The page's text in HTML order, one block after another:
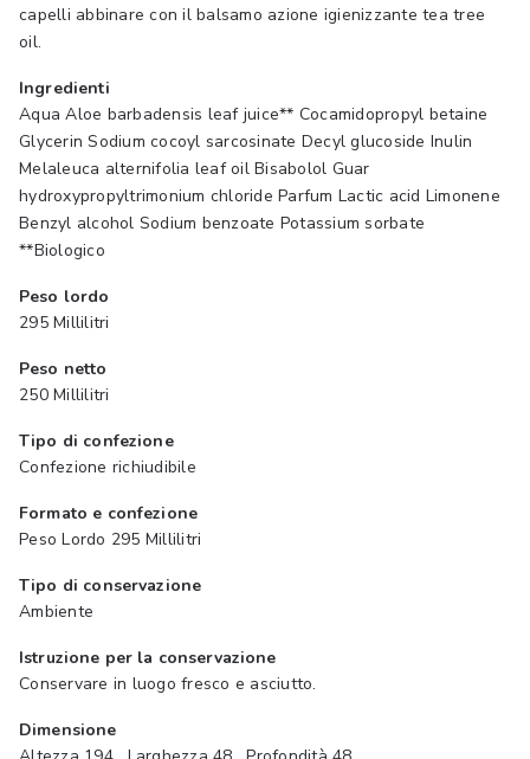
capelli abbinare con il balsamo azione igienizzante tea tree
oil.
Ingredienti
Aqua Aloe barbadensis leaf juice** Cocamidopropyl betaine
Glycerin Sodium cocoyl sarcosinate Decyl glucoside Inulin
Melaleuca alternifolia leaf oil Bisabolol Guar
hydroxypropyltrimonium chloride Parfum Lactic acid Limonene
Benzyl alcohol Sodium benzoate Potassium sorbate
**Biologico
Peso lordo
295 Millilitri
Peso netto
250 Millilitri
Tipo di confezione
Confezione richiudibile
Formato e confezione
Peso Lordo 295 Millilitri
Tipo di conservazione
Ambiente
Istruzione per la conservazione
Conservare in luogo fresco e asciutto.
Dimensione